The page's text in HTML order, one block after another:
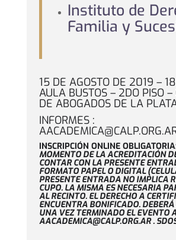
Instituto de
Familia y
15 DE AGOSTO DE 2019 –
AULA BUSTOS – 2DO PISO –
DE ABOGADOS DE LA
INFORMES :
INSCRIPCIÓN ONLINE
MOMENTO DE LA ACREDITACIÓN
CONTAR CON LA PRESENTE
FORMATO PAPEL O DIGITAL
PRESENTE ENTRADA NO IMPLICA
CUPO. LA MISMA ES NECESARIA
AL RECINTO. EL DERECHO A
ENCUENTRA BONIFICADO.
UNA VEZ TERMINADO EL EVENTO
AACADEMICA@CALP.ORG.AR .